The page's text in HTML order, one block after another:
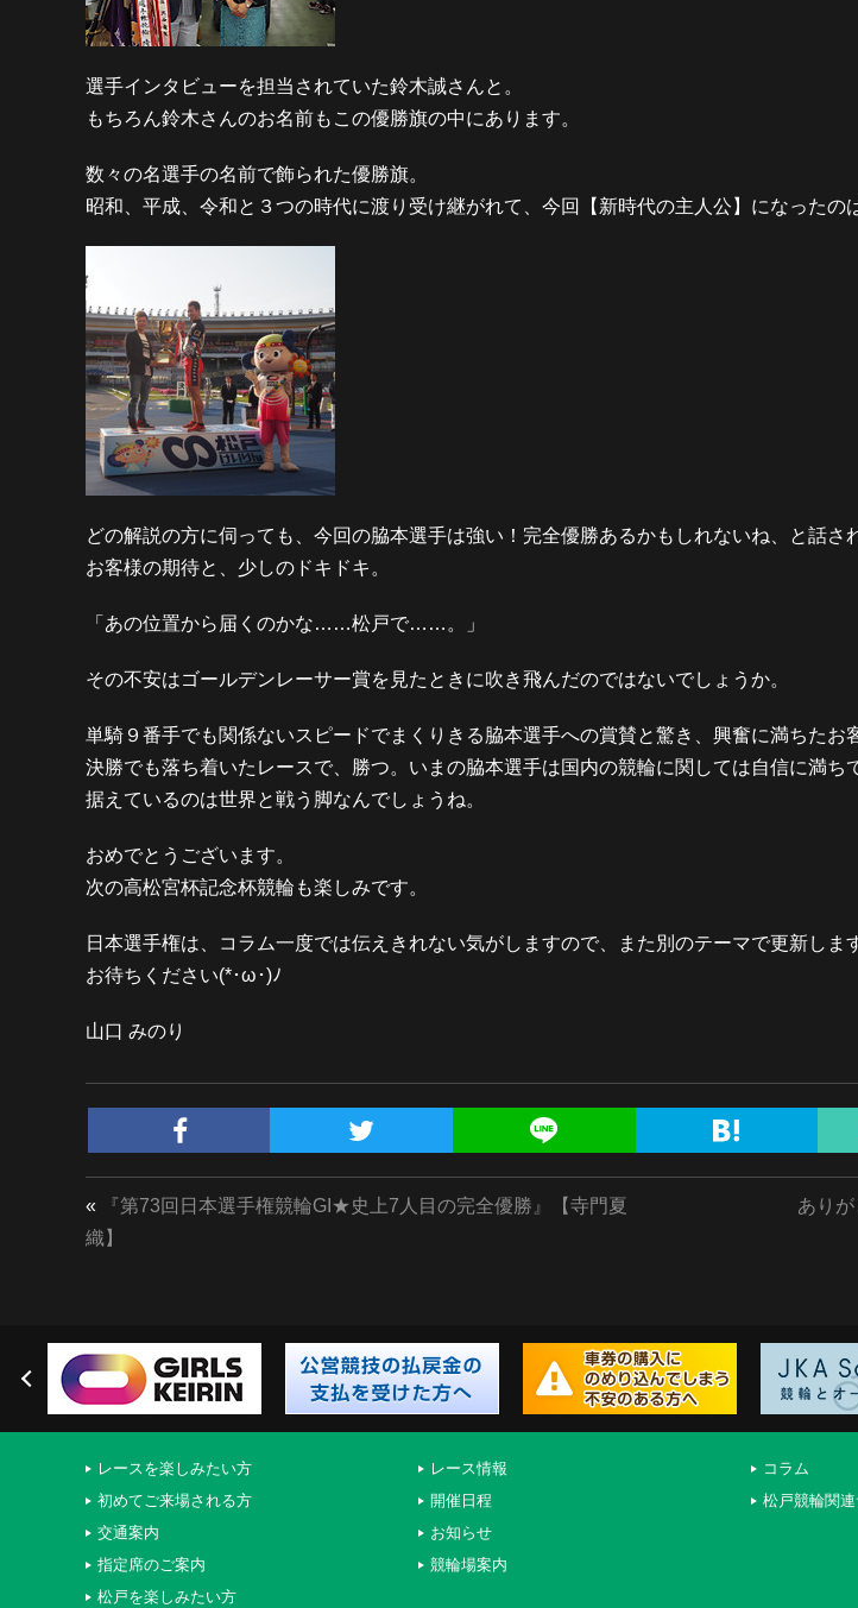
選手インタビューを担当されていた鈴木誠さんと。
もちろん鈴木さんのお名前もこの優勝旗の中にあります。
数々の名選手の名前で飾られた優勝旗。
昭和、平成、令和と３つの時代に渡り受け継がれて、今回【新時代の主人公】になったの
どの解説の方に伺っても、今回の脇本選手は強い！完全優勝あるかもしれないね、と話さ
お客様の期待と、少しのドキドキ。
「あの位置から届くのかな……松戸で……。」
その不安はゴールデンレーサー賞を見たときに吹き飛んだのではないでしょうか。
単騎９番手でも関係ないスピードでまくりきる脇本選手への賞賛と驚き、興奮に満ちたお
決勝でも落ち着いたレースで、勝つ。いまの脇本選手は国内の競輪に関しては自信に満ち
据えているのは世界と戦う脚なんでしょうね。
おめでとうございます。
次の高松宮杯記念杯競輪も楽しみです。
日本選手権は、コラム一度では伝えきれない気がしますので、また別のテーマで更新しま
お待ちください(*･ω･)ﾉ
山口 みのり
«
『第73回日本選手権競輪GI★史上7人目の完全優勝』【寺門夏
織】
あり
レースを楽しみたい方
初めてご来場される方
交通案内
指定席のご案内
松戸を楽しみたい方
レース情報
開催日程
お知らせ
競輪場案内
コラム
松戸競輪関連